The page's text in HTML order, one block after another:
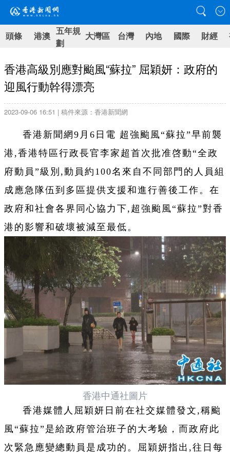
頭條 港澳 五年規
劃
大灣區 台灣 內地 國際 財經
香港高級別應對颱風“蘇拉” 屈穎妍：政府的
迎風行動幹得漂亮
2023-09-06 16:51 | 稿件來源：香港新聞網
香港新聞網9月6日電 超強颱風“蘇拉”早前襲
港,香港特區行政長官李家超首次批准啓動“全政
府動員”級別,動員約100名來自不同部門的人員組
成應急隊伍到多區提供支援和進行善後工作。在
政府和社會各界同心協力下,超強颱風“蘇拉”對香
港的影響和破壞被減至最低。
香港中通社圖片
香港媒體人屈穎妍日前在社交媒體發文,稱颱
風“蘇拉”是給政府管治班子的大考驗，而政府此
次緊急應變總動員是成功的。屈穎妍指出,往日每